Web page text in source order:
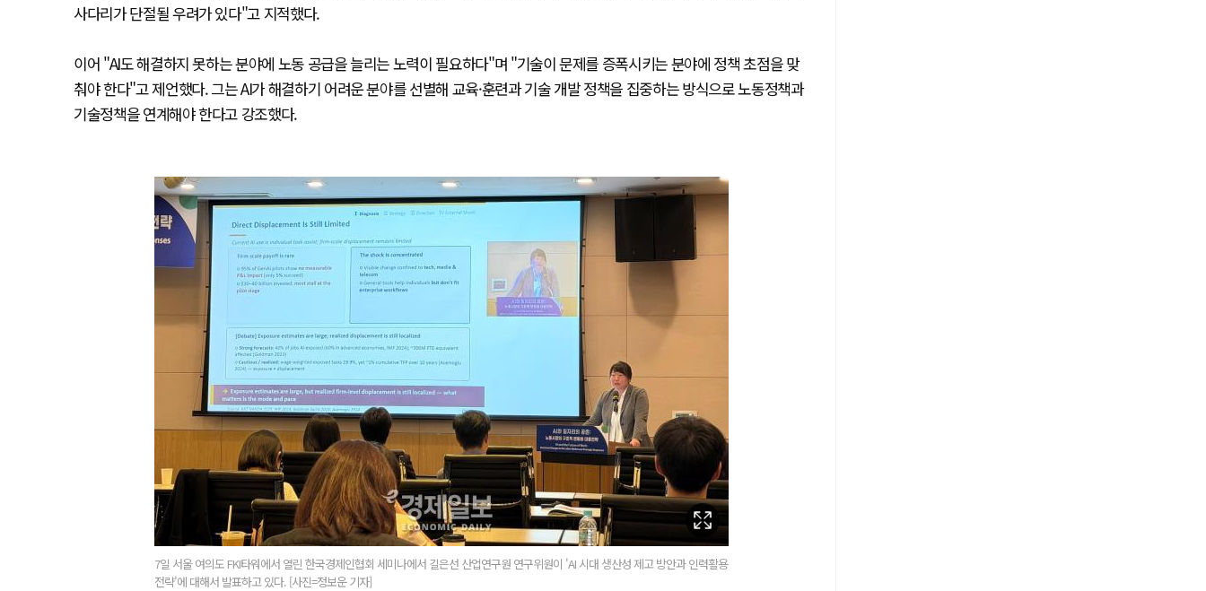
사다리가 단절될 우려가 있다"고 지적했다.
이어 "AI도 해결하지 못하는 분야에 노동 공급을 늘리는 노력이 필요하다"며 "기술이 문제를 증폭시키는 분야에 정책 초점을 맞
춰야 한다"고 제언했다. 그는 AI가 해결하기 어려운 분야를 선별해 교육·훈련과 기술 개발 정책을 집중하는 방식으로 노동정책과
기술정책을 연계해야 한다고 강조했다.
7일 서울 여의도 FKI타워에서 열린 한국경제인협회 세미나에서 길은선 산업연구원 연구위원이 'AI 시대 생산성 제고 방안과 인력활용
전략'에 대해서 발표하고 있다. [사진=정보운 기자]